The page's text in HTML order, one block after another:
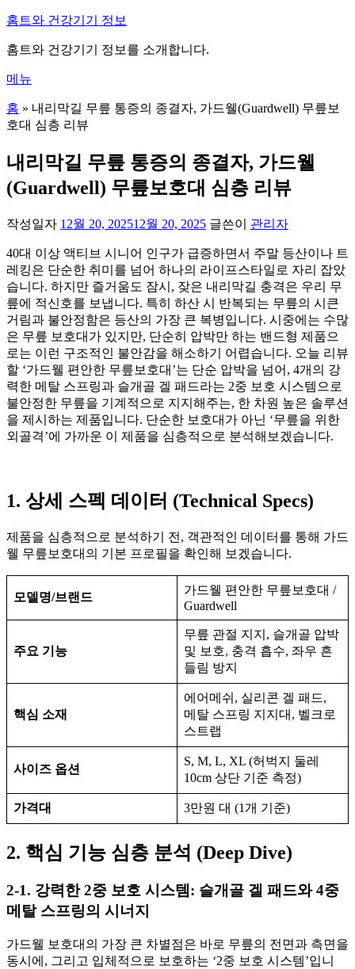
내
으
바
로
가
홈트와 건강기기 정보
홈트와 건강기기 정보를 소개합니다.
메뉴
홈 » 내리막길 무릎 통증의 종결자, 가드웰(Guardwell) 무릎보
호대 심층 리뷰
내리막길 무릎 통증의 종결자, 가드웰
(Guardwell) 무릎보호대 심층 리뷰
작성일자 12월 20, 202512월 20, 2025 글쓴이 관리자
40대 이상 액티브 시니어 인구가 급증하면서 주말 등산이나 트
레킹은 단순한 취미를 넘어 하나의 라이프스타일로 자리 잡았
습니다. 하지만 즐거움도 잠시, 잦은 내리막길 충격은 우리 무
릎에 적신호를 보냅니다. 특히 하산 시 반복되는 무릎의 시큰
거림과 불안정함은 등산의 가장 큰 복병입니다. 시중에는 수많
은 무릎 보호대가 있지만, 단순히 압박만 하는 밴드형 제품으
로는 이런 구조적인 불안감을 해소하기 어렵습니다. 오늘 리뷰
할 ‘가드웰 편안한 무릎보호대’는 단순 압박을 넘어, 4개의 강
력한 메탈 스프링과 슬개골 겔 패드라는 2중 보호 시스템으로
불안정한 무릎을 기계적으로 지지해주는, 한 차원 높은 솔루션
을 제시하는 제품입니다. 단순한 보호대가 아닌 ‘무릎을 위한
외골격’에 가까운 이 제품을 심층적으로 분석해보겠습니다.
1. 상세 스펙 데이터 (Technical Specs)
제품을 심층적으로 분석하기 전, 객관적인 데이터를 통해 가드
웰 무릎보호대의 기본 프로필을 확인해 보겠습니다.
모델명/브랜드
가드웰 편안한 무릎보호대 /
Guardwell
주요 기능
무릎 관절 지지, 슬개골 압박
및 보호, 충격 흡수, 좌우 흔
들림 방지
핵심 소재
에어메쉬, 실리콘 겔 패드,
메탈 스프링 지지대, 벨크로
스트랩
사이즈 옵션
S, M, L, XL (허벅지 둘레
10cm 상단 기준 측정)
가격대 3만원 대 (1개 기준)
2. 핵심 기능 심층 분석 (Deep Dive)
2-1. 강력한 2중 보호 시스템: 슬개골 겔 패드와 4중
메탈 스프링의 시너지
가드웰 보호대의 가장 큰 차별점은 바로 무릎의 전면과 측면을
동시에, 그리고 입체적으로 보호하는 ‘2중 보호 시스템’입니